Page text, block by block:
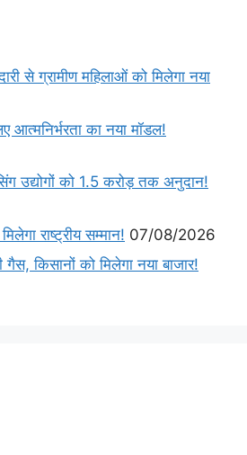
से ग्रामीण महिलाओं को मिलेगा नया
आत्मनिर्भरता का नया मॉडल!
उद्योगों को 1.5 करोड़ तक अनुदान!
राष्ट्रीय सम्मान! 07/08/2026
किसानों को मिलेगा नया बाजार!